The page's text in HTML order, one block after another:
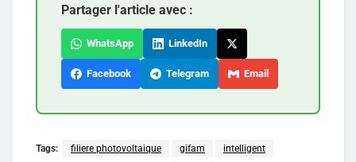
Partager l'article avec :
WhatsApp LinkedIn
Facebook Telegram Email
Tags: filiere photovoltaique gifam intelligent